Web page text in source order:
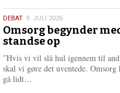
9.
juli
2026
DEBAT 9. JULI 2026
Omsorg begynder
standse op
”Hvis vi vil slå hul igennem til
skal vi gøre det uventede. Omsorg
gå lidt…